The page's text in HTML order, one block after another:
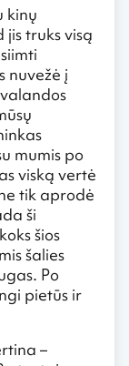
kinų
truks visą
nuvežė į
mumis po
viską vertė
tik aprodė
ši
šios
šalies
Po
pietūs ir
–